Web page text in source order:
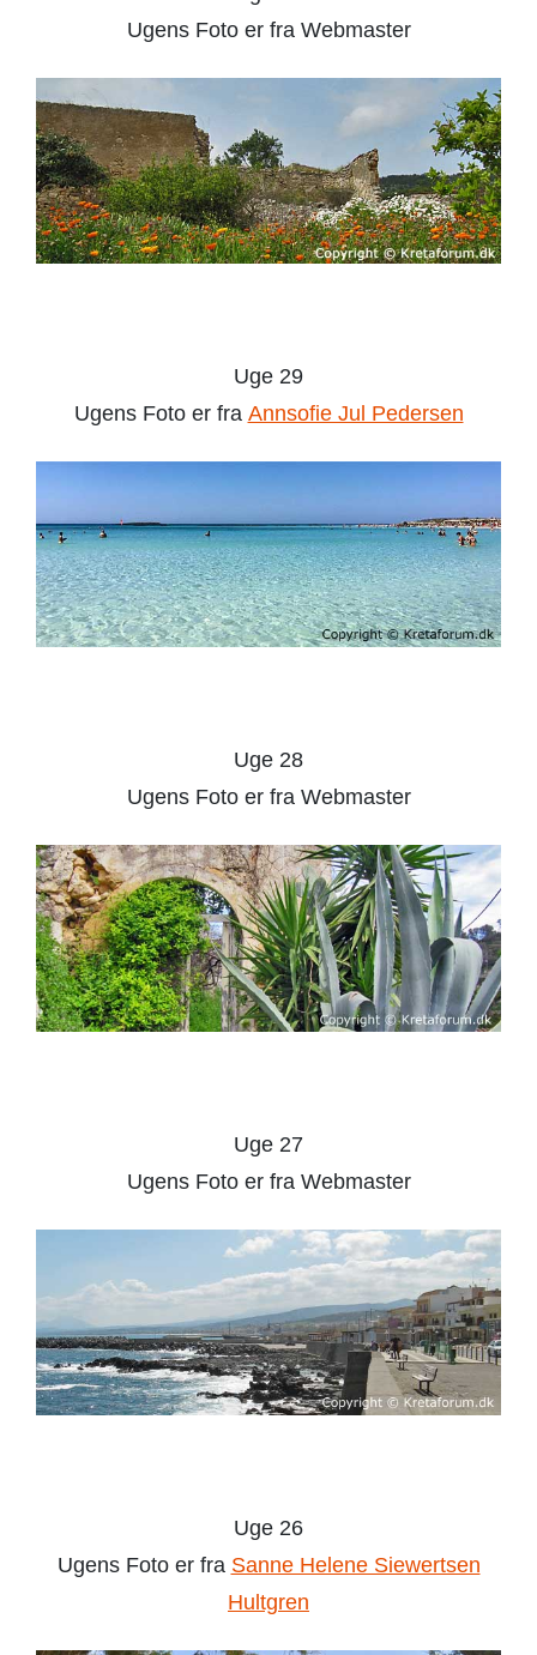
Ugens Foto er fra Webmaster
Uge 29
Ugens Foto er fra Annsofie Jul Pedersen
Uge 28
Ugens Foto er fra Webmaster
Uge 27
Ugens Foto er fra Webmaster
Uge 26
Ugens Foto er fra Sanne Helene Siewertsen
Hultgren